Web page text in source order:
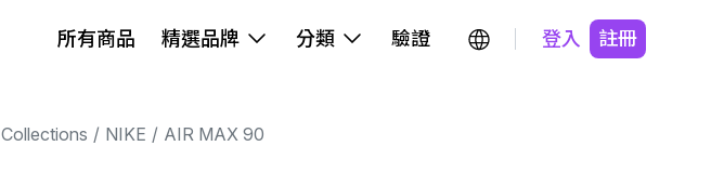
所有商品 精選品牌 分類 驗證 登入 註冊
Collections NIKE AIR MAX 90